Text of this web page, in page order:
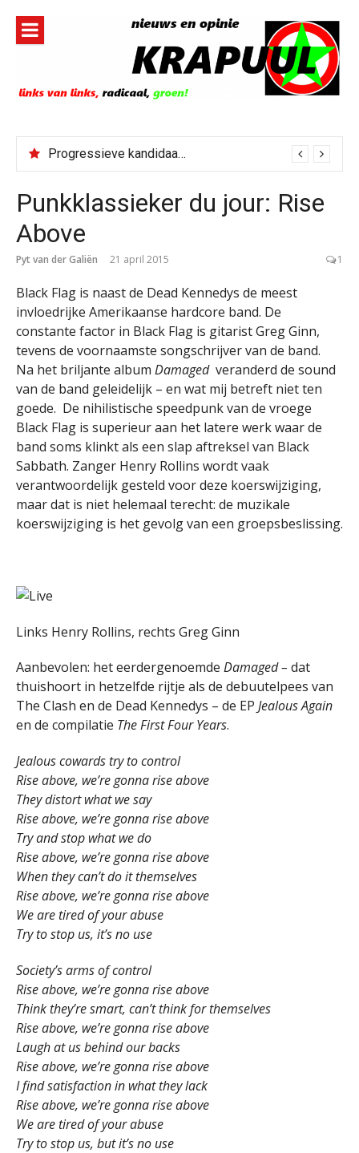
inhoud
Progressieve kandidaat El-Sayed senaatskandidaat Michigan
Punkklassieker du jour: Rise
Above
Pyt van der Galiën 21 april 2015 1
Black Flag is naast de Dead Kennedys de meest
invloedrijke Amerikaanse hardcore band. De
constante factor in Black Flag is gitarist Greg Ginn,
tevens de voornaamste songschrijver van de band.
Na het briljante album Damaged veranderd de sound
van de band geleidelijk – en wat mij betreft niet ten
goede. De nihilistische speedpunk van de vroege
Black Flag is superieur aan het latere werk waar de
band soms klinkt als een slap aftreksel van Black
Sabbath. Zanger Henry Rollins wordt vaak
verantwoordelijk gesteld voor deze koerswijziging,
maar dat is niet helemaal terecht: de muzikale
koerswijziging is het gevolg van een groepsbeslissing.
Links Henry Rollins, rechts Greg Ginn
Aanbevolen: het eerdergenoemde Damaged – dat
thuishoort in hetzelfde rijtje als de debuutelpees van
The Clash en de Dead Kennedys – de EP Jealous Again
en de compilatie The First Four Years.
Jealous cowards try to control
Rise above, we’re gonna rise above
They distort what we say
Rise above, we’re gonna rise above
Try and stop what we do
Rise above, we’re gonna rise above
When they can’t do it themselves
Rise above, we’re gonna rise above
We are tired of your abuse
Try to stop us, it’s no use
Society’s arms of control
Rise above, we’re gonna rise above
Think they’re smart, can’t think for themselves
Rise above, we’re gonna rise above
Laugh at us behind our backs
Rise above, we’re gonna rise above
I find satisfaction in what they lack
Rise above, we’re gonna rise above
We are tired of your abuse
Try to stop us, but it’s no use